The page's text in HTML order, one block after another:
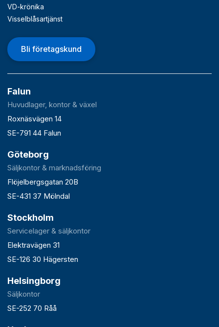
VD-krönika
Visselblåsartjänst
Bli företagskund
Falun
Huvudlager, kontor & växel
Roxnäsvägen 14
SE-791 44 Falun
Göteborg
Säljkontor & marknadsföring
Flöjelbergsgatan 20B
SE-431 37 Mölndal
Stockholm
Servicelager & säljkontor
Elektravägen 31
SE-126 30 Hägersten
Helsingborg
Säljkontor
SE-252 70 Råå